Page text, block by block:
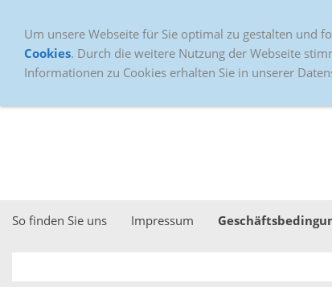
So finden Sie uns Impressum
Um unsere Webseite für Sie optimal zu gestalten und
Cookies. Durch die weitere Nutzung der Webseite
Informationen zu Cookies erhalten Sie in unserer